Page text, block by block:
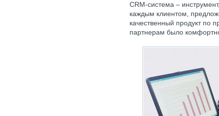
CRM-система –
каждым клиентом,
качественный продукт по
партнерам было